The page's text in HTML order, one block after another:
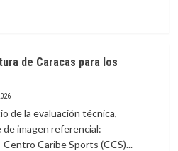
de Caracas para los
de la evaluación técnica,
imagen referencial:
Caribe Sports (CCS)...